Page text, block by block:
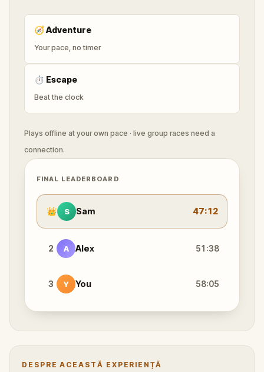
🧭Adventure
Your pace, no timer
⏱ Escape
Beat the clock
Plays offline at your own pace · live group races need a
connection.
FINAL LEADERBOARD
👑 S Sam 47:12
2 A Alex 51:38
3 Y You 58:05
DESPRE ACEASTĂ EXPERIENȚĂ